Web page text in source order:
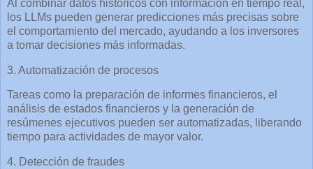
Al combinar datos históricos con información en tiempo real,
los LLMs pueden generar predicciones más precisas sobre
el comportamiento del mercado, ayudando a los inversores
a tomar decisiones más informadas.
3. Automatización de procesos
Tareas como la preparación de informes financieros, el
análisis de estados financieros y la generación de
resúmenes ejecutivos pueden ser automatizadas, liberando
tiempo para actividades de mayor valor.
4. Detección de fraudes